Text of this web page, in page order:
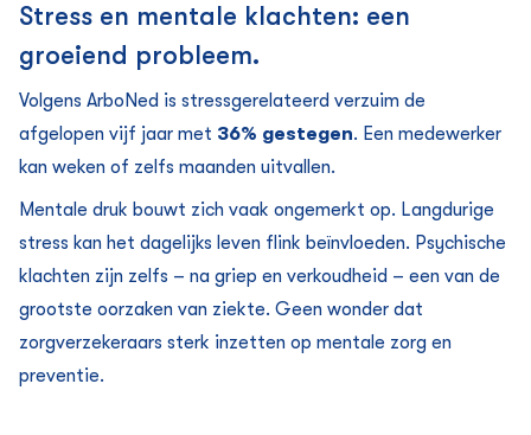
Stress en mentale klachten: een
groeiend probleem.
Volgens ArboNed is stressgerelateerd verzuim de
afgelopen vijf jaar met 36% gestegen. Een medewerker
kan weken of zelfs maanden uitvallen.
Mentale druk bouwt zich vaak ongemerkt op. Langdurige
stress kan het dagelijks leven flink beïnvloeden. Psychische
klachten zijn zelfs – na griep en verkoudheid – een van de
grootste oorzaken van ziekte. Geen wonder dat
zorgverzekeraars sterk inzetten op mentale zorg en
preventie.